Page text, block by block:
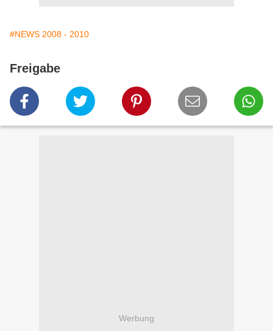
#NEWS 2008 - 2010
Freigabe
Werbung